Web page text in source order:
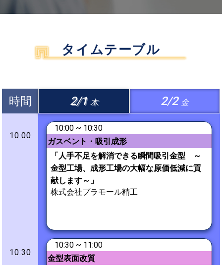
タイムテーブル
時間
10:00
10:30
2/1 木 2/2 金
10:00 ~ 10:30
ガスベント・吸引成形
「人手不足を解消できる瞬間吸引金型 ～
金型工場、成形工場の大幅な原価低減に貢
献します～」
株式会社プラモール精工
10:30 ~ 11:00
金型表面改質